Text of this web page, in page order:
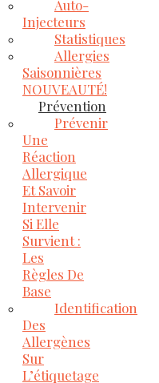
Auto-
Injecteurs
Statistiques
Allergies
Saisonnières
NOUVEAUTÉ!
Prévention
Prévenir
Une
Réaction
Allergique
Et Savoir
Intervenir
Si Elle
Survient :
Les
Règles De
Base
Identification
Des
Allergènes
Sur
L’étiquetage